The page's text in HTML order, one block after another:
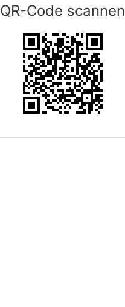
QR-Code scannen